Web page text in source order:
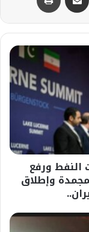
النفط ورفع
وإطلاق